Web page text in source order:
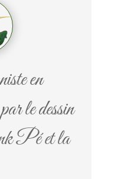
en
le dessin
Pé et la